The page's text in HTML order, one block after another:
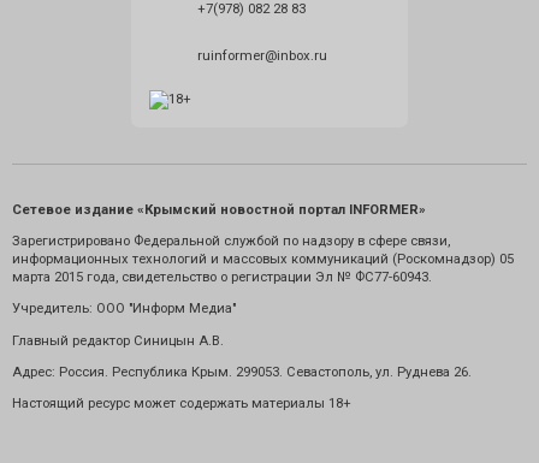
+7(978) 082 28 83
ruinformer@inbox.ru
Сетевое издание «Крымский новостной портал INFORMER»
Зарегистрировано Федеральной службой по надзору в сфере связи,
информационных технологий и массовых коммуникаций (Роскомнадзор) 05
марта 2015 года, свидетельство о регистрации Эл № ФС77-60943.
Учредитель: ООО "Информ Медиа"
Главный редактор Синицын А.В.
Адрес: Россия. Республика Крым. 299053. Севастополь, ул. Руднева 26.
Настоящий ресурс может содержать материалы 18+